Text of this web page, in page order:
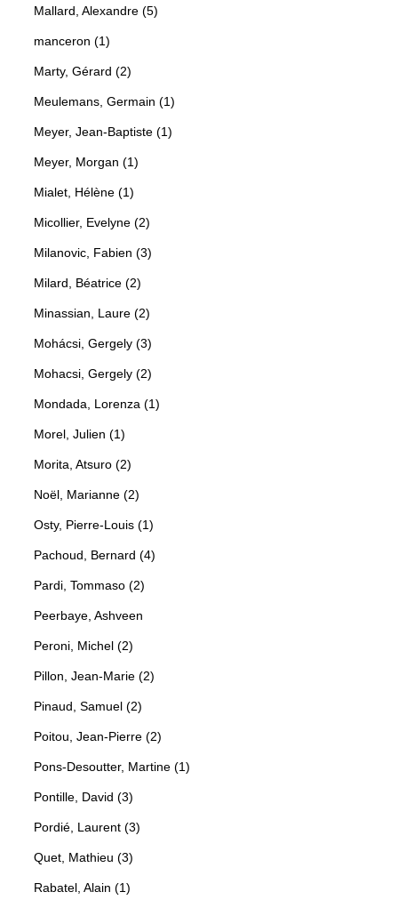
Mallard, Alexandre (5)
manceron (1)
Marty, Gérard (2)
Meulemans, Germain (1)
Meyer, Jean-Baptiste (1)
Meyer, Morgan (1)
Mialet, Hélène (1)
Micollier, Evelyne (2)
Milanovic, Fabien (3)
Milard, Béatrice (2)
Minassian, Laure (2)
Mohácsi, Gergely (3)
Mohacsi, Gergely (2)
Mondada, Lorenza (1)
Morel, Julien (1)
Morita, Atsuro (2)
Noël, Marianne (2)
Osty, Pierre-Louis (1)
Pachoud, Bernard (4)
Pardi, Tommaso (2)
Peerbaye, Ashveen
Peroni, Michel (2)
Pillon, Jean-Marie (2)
Pinaud, Samuel (2)
Poitou, Jean-Pierre (2)
Pons-Desoutter, Martine (1)
Pontille, David (3)
Pordié, Laurent (3)
Quet, Mathieu (3)
Rabatel, Alain (1)